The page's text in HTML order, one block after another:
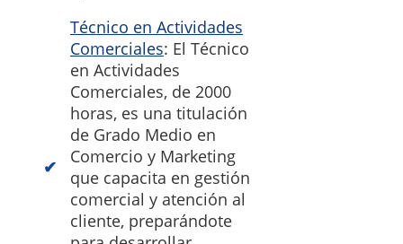
Técnico en Actividades
Comerciales: El Técnico
en Actividades
Comerciales, de 2000
horas, es una titulación
de Grado Medio en
Comercio y Marketing
que capacita en gestión
comercial y atención al
cliente, preparándote